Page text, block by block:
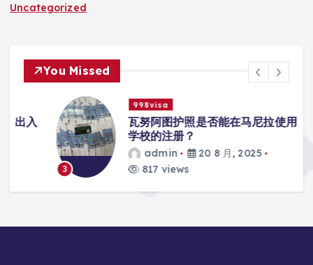
Uncategorized
You Missed
998visa
瓦努阿图护照是否能在马尼拉使用国际
学校的注册？
admin
20 8 月, 2025
817 views